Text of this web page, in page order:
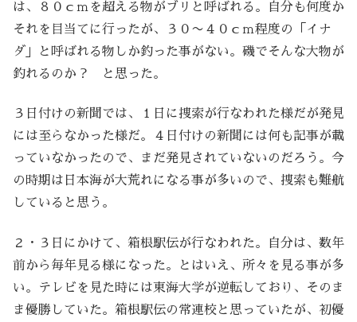
は、８０ｃｍを超える物がブリと呼ばれる。自分も何度か
それを目当てに行ったが、３０〜４０ｃｍ程度の「イナ
ダ」と呼ばれる物しか釣った事がない。磯でそんな大物が
釣れるのか？ と思った。
３日付けの新聞では、１日に捜索が行なわれた様だが発見
には至らなかった様だ。４日付けの新聞には何も記事が載
っていなかったので、まだ発見されていないのだろう。今
の時期は日本海が大荒れになる事が多いので、捜索も難航
していると思う。
２・３日にかけて、箱根駅伝が行なわれた。自分は、数年
前から毎年見る様になった。とはいえ、所々を見る事が多
い。テレビを見た時には東海大学が逆転しており、そのま
ま優勝していた。箱根駅伝の常連校と思っていたが、初優